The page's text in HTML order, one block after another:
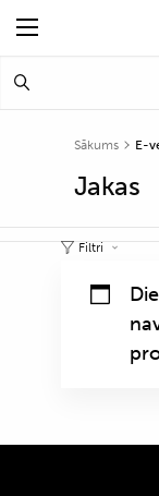
Sākums E-
Jakas
Filtri